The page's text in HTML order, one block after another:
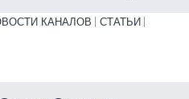
КАНАЛОВ
СТАТЬИ